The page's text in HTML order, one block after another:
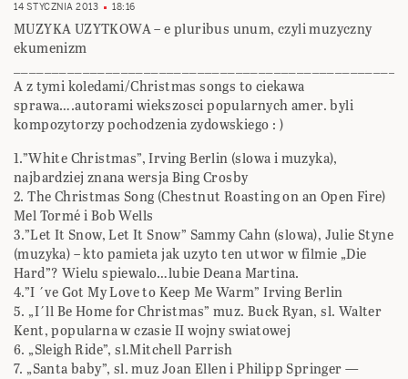
14 STYCZNIA 2013
18:16
MUZYKA UZYTKOWA – e pluribus unum, czyli muzyczny
ekumenizm
A z tymi koledami/Christmas songs to ciekawa
sprawa….autorami wiekszosci popularnych amer. byli
kompozytorzy pochodzenia zydowskiego : )
1.”White Christmas”, Irving Berlin (slowa i muzyka),
najbardziej znana wersja Bing Crosby
2. The Christmas Song (Chestnut Roasting on an Open Fire)
Mel Tormé i Bob Wells
3.”Let It Snow, Let It Snow” Sammy Cahn (slowa), Julie Styne
(muzyka) – kto pamieta jak uzyto ten utwor w filmie „Die
Hard”? Wielu spiewalo…lubie Deana Martina.
4.”I ´ve Got My Love to Keep Me Warm” Irving Berlin
5. „I´ll Be Home for Christmas” muz. Buck Ryan, sl. Walter
Kent, popularna w czasie II wojny swiatowej
6. „Sleigh Ride”, sl.Mitchell Parrish
7. „Santa baby”, sl. muz Joan Ellen i Philipp Springer —